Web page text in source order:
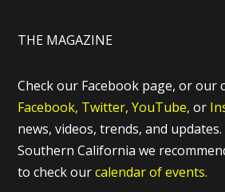
THE MAGAZINE
Check our Facebook page, or our
Facebook, Twitter, YouTube, or
news, videos, trends, and
Southern California we
to check ourcalendar of events.